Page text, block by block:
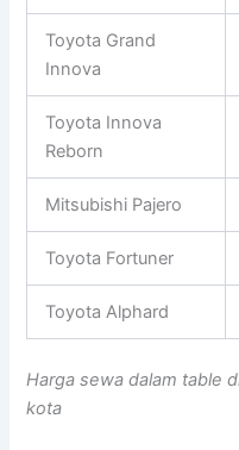
Toyota Grand
Innova
Toyota Innova
Reborn
Mitsubishi Pajero
Toyota Fortuner
Toyota Alphard
Harga sewa dalam table
kota